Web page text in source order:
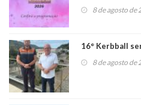
8 de agosto de
16° Kerbball
8 de agosto de